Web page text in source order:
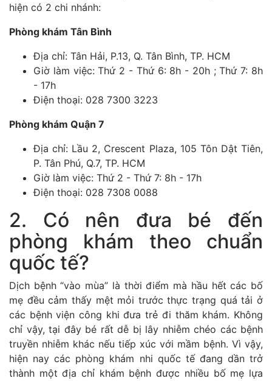
hiện có 2 chi nhánh:
Phòng khám Tân Bình
Địa chỉ: Tân Hải, P.13, Q. Tân Bình, TP. HCM
Giờ làm việc: Thứ 2 - Thứ 6: 8h - 20h ; Thứ 7: 8h
- 17h
Điện thoại: 028 7300 3223
Phòng khám Quận 7
Địa chỉ: Lầu 2, Crescent Plaza, 105 Tôn Dật Tiên,
P. Tân Phú, Q.7, TP. HCM
Giờ làm việc: Thứ 2 - Thứ 7: 8h - 17h
Điện thoại: 028 7308 0088
2. Có nên đưa bé đến
phòng khám theo chuẩn
quốc tế?
Dịch bệnh “vào mùa” là thời điểm mà hầu hết các bố
mẹ đều cảm thấy mệt mỏi trước thực trạng quá tải ở
các bệnh viện công khi đưa trẻ đi thăm khám. Không
chỉ vậy, tại đây bé rất dễ bị lây nhiễm chéo các bệnh
truyền nhiễm khác nếu tiếp xúc với mầm bệnh. Vì vậy,
hiện nay các phòng khám nhi quốc tế đang dần trở
thành một địa chỉ khám bệnh được nhiều bố mẹ lựa